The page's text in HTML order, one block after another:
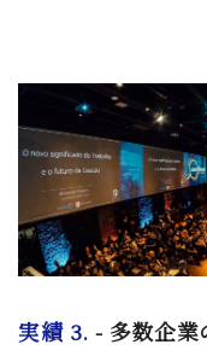
実績 3.- 多数企業